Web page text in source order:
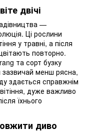
двічі
—
Ці рослини
у травні, а після
повторно.
та сорт бузку
зазвичай менш рясна,
здається справжнім
дуже важливо
їхнього
диво